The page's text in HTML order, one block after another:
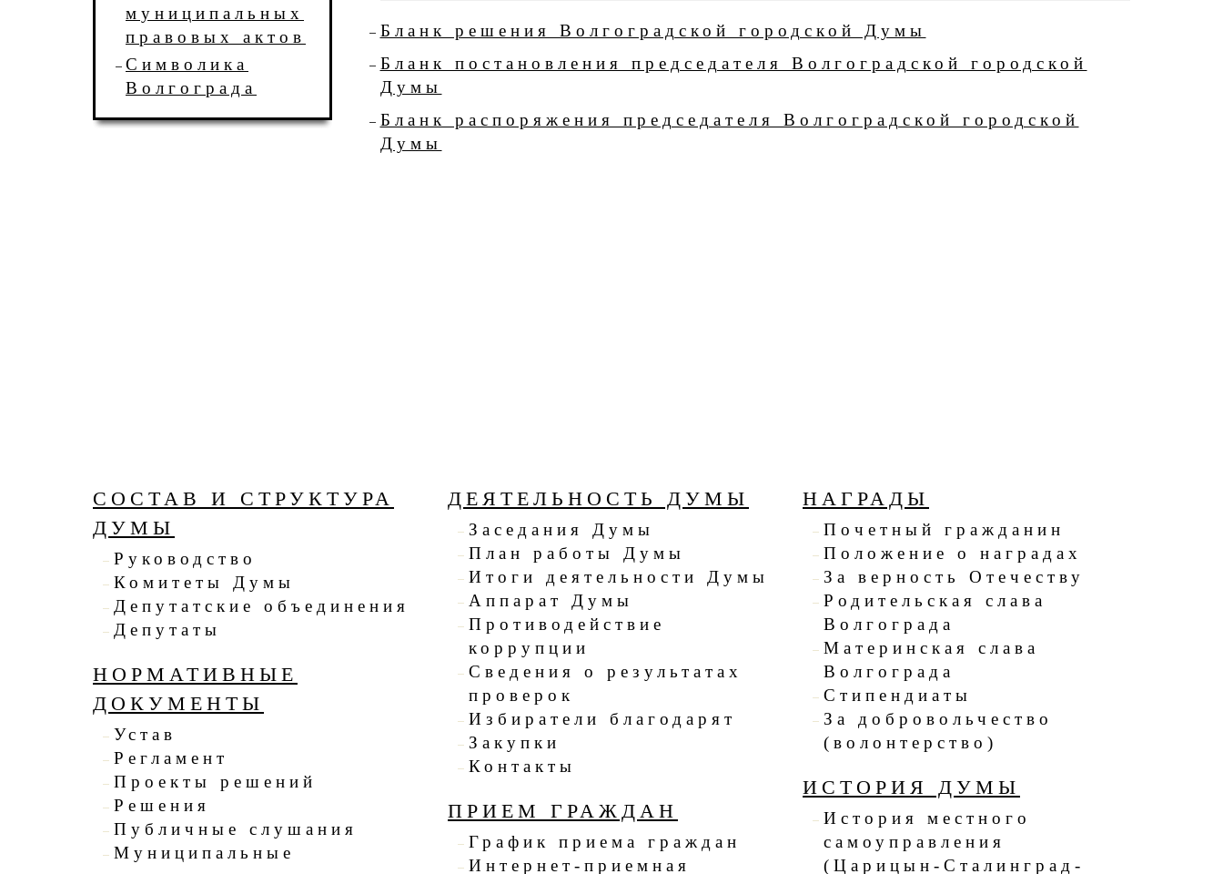
муниципальных
правовых актов
Символика
Волгограда
Бланк решения Волгоградской городской Думы
Бланк постановления председателя Волгоградской городской
Думы
Бланк распоряжения председателя Волгоградской городской
Думы
СОСТАВ И СТРУКТУРА
ДУМЫ
Руководство
Комитеты Думы
Депутатские объединения
Депутаты
НОРМАТИВНЫЕ
ДОКУМЕНТЫ
Устав
Регламент
Проекты решений
Решения
Публичные слушания
Муниципальные
ДЕЯТЕЛЬНОСТЬ ДУМЫ
Заседания Думы
План работы Думы
Итоги деятельности Думы
Аппарат Думы
Противодействие
коррупции
Сведения о результатах
проверок
Избиратели благодарят
Закупки
Контакты
ПРИЕМ ГРАЖДАН
График приема граждан
Интернет-приемная
НАГРАДЫ
Почетный гражданин
Положение о наградах
За верность Отечеству
Родительская слава
Волгограда
Материнская слава
Волгограда
Стипендиаты
За добровольчество
(волонтерство)
ИСТОРИЯ ДУМЫ
История местного
самоуправления
(Царицын-Сталинград-